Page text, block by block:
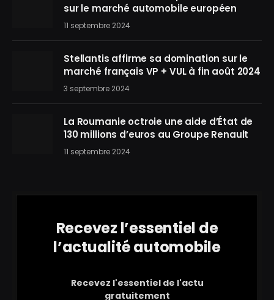
sur le marché automobile européen
11 septembre 2024
Stellantis affirme sa domination sur le
marché français VP + VUL à fin août 2024
3 septembre 2024
La Roumanie octroie une aide d’État de
130 millions d’euros au Groupe Renault
11 septembre 2024
Recevez l’essentiel de
l’actualité automobile
Recevez l'essentiel de l'actu
gratuitement